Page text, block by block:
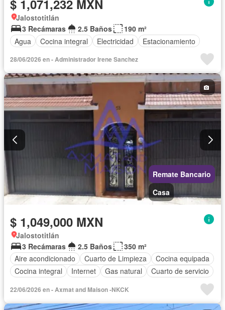
$ 1,071,232 MXN
Jalostotitlán
3 Recámaras
2.5 Baños
190 m²
Agua
Cocina integral Electricidad Estacionamiento
28/06/2026 en - Administrador Irene Sanchez
Remate Bancario
Casa
$ 1,049,000 MXN
Jalostotitlán
3 Recámaras
2.5 Baños
350 m²
Aire acondicionado
Cuarto de Limpieza
Cocina equipada
Cocina integral
Internet Gas natural Cuarto de servicio
22/06/2026 en - Axmat and Maison -NKCK